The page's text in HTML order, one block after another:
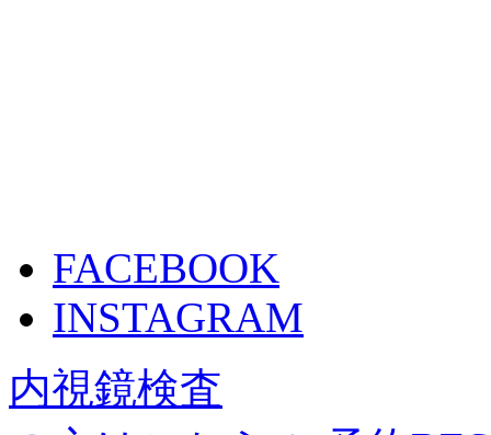
FACEBOOK
INSTAGRAM
内視鏡検査